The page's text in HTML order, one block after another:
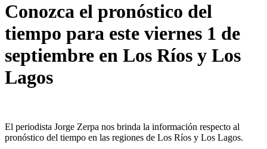
Conozca el pronóstico del
tiempo para este viernes 1 de
septiembre en Los Ríos y Los
Lagos
El periodista Jorge Zerpa nos brinda la información respecto al
pronóstico del tiempo en las regiones de Los Ríos y Los Lagos.